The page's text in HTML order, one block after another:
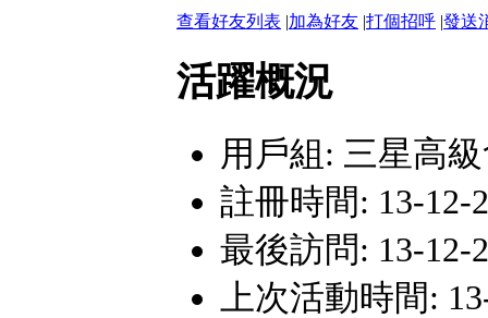
查看好友列表 |加為好友 |打個招呼 |發送
活躍概況
用戶組: 三星高
註冊時間: 13-12-
最後訪問: 13-12-
上次活動時間: